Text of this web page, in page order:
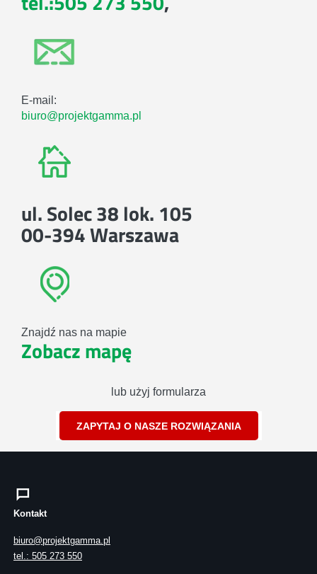
E-mail:
biuro@projektgamma.pl
ul. Solec 38 lok. 105
00-394 Warszawa
Znajdź nas na mapie
Zobacz mapę
lub użyj formularza
ZAPYTAJ O NASZE ROZWIĄZANIA
Kontakt
biuro@projektgamma.pl
tel.: 505 273 550